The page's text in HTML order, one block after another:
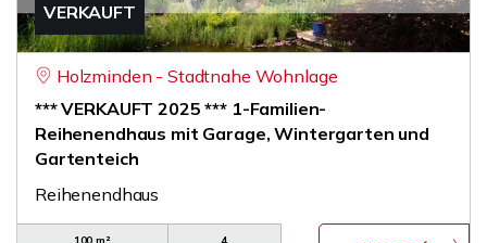
VERKAUFT
Holzminden - Stadtnahe Wohnlage
*** VERKAUFT 2025 *** 1-Familien-
Reihenendhaus mit Garage, Wintergarten und
Gartenteich
Reihenendhaus